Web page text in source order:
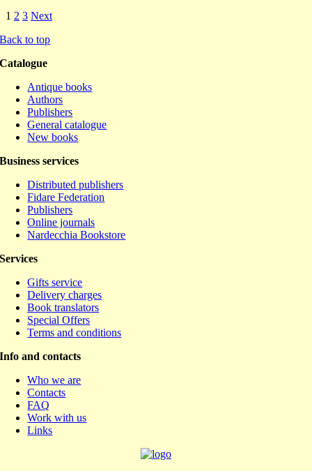
1 2 3 Next
Back to top
Catalogue
Antique books
Authors
Publishers
General catalogue
New books
Business services
Distributed publishers
Fidare Federation
Publishers
Online journals
Nardecchia Bookstore
Services
Gifts service
Delivery charges
Book translators
Special Offers
Terms and conditions
Info and contacts
Who we are
Contacts
FAQ
Work with us
Links